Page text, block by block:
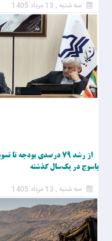
سه شنبه , 13 مرداد 1405
یاسوج در یک‌سال گذشته
سه شنبه , 13 مرداد 1405